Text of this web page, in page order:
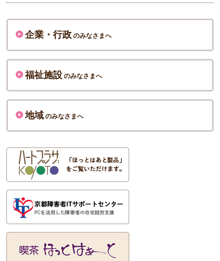
企業・行政のみなさまへ
福祉施設のみなさまへ
地域のみなさまへ